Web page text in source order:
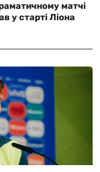
матчі
у старті Ліона